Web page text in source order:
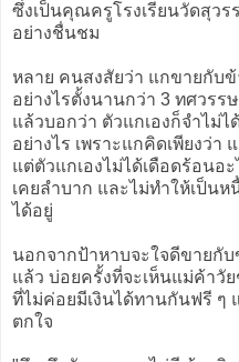
ซึ่งเป็นคุณครูโรงเรียนวัดสุว
อย่างชื่นชม
หลาย คนสงสัยว่า แกขายกับข้
อย่างไรตั้งนานกว่า 3 ทศวรร
แล้วบอกว่า ตัวแกเองก็จำไม่
อย่างไร เพราะแกคิดเพียงว่า
แต่ตัวแกเองไม่ได้เดือดร้อนอ
เคยลำบาก และไม่ทำให้เป็น
ได้อยู่
นอกจากป้าหาบจะใจดีขายกั
แล้ว บ่อยครั้งที่จะเห็นแม่ค้าวั
ที่ไม่ค่อยมีเงินได้ทานกันฟรี ๆ
ตกใจ